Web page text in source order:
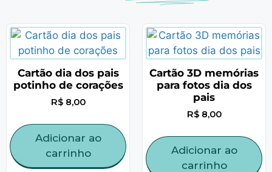
Cartão dia dos pais
potinho de corações
R$8,00
Adicionar ao
carrinho
Cartão 3D memórias
para fotos dia dos
pais
R$8,00
Adicionar ao
carrinho